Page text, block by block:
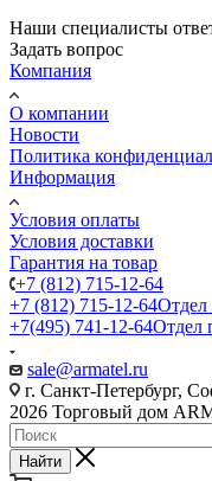
Наши специалисты
Задать вопрос
Компания
О компании
Новости
Политика
Информация
Условия оплаты
Условия доставки
Гарантия на товар
+7 (812) 715-12-64
+7 (812) 715-12-64Отдел
+7(495) 741-12-64Отдел
sale@armatel.ru
г. Санкт-Петербург,
2026 Торговый дом
Найти